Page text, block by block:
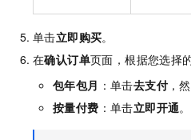
单击立即购买。
在确认订单页面，根据您选择
包年包月 ：单击去支付，
按量付费 ：单击立即开通。